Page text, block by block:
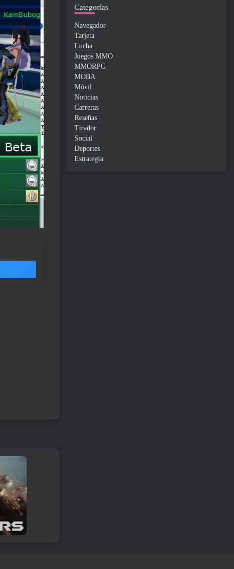
Categorías
Navegador
Tarjeta
Lucha
Juegos MMO
MMORPG
MOBA
Móvil
Noticias
Carreras
Reseñas
Tirador
Social
Deportes
Estrategia